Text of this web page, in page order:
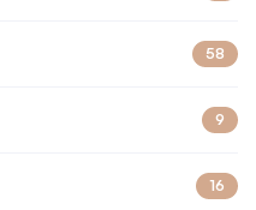
58
9
16